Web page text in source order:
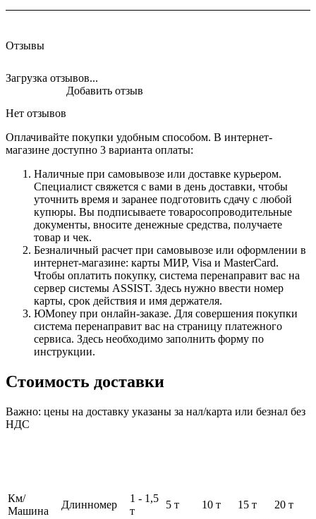
Отзывы
Загрузка отзывов...
Нет отзывов
Добавить отзыв
Оплачивайте покупки удобным способом. В интернет-
магазине доступно 3 варианта оплаты:
Наличные при самовывозе или доставке курьером.
Специалист свяжется с вами в день доставки, чтобы
уточнить время и заранее подготовить сдачу с любой
купюры. Вы подписываете товаросопроводительные
документы, вносите денежные средства, получаете
товар и чек.
Безналичный расчет при самовывозе или оформлении в
интернет-магазине: карты МИР, Visa и MasterCard.
Чтобы оплатить покупку, система перенаправит вас на
сервер системы ASSIST. Здесь нужно ввести номер
карты, срок действия и имя держателя.
ЮMoney при онлайн-заказе. Для совершения покупки
система перенаправит вас на страницу платежного
сервиса. Здесь необходимо заполнить форму по
инструкции.
Стоимость доставки
Важно: цены на доставку указаны за нал/карта или безнал без
НДС
Км/
Машина
Длинномер
1 - 1,5
т
5 т 10 т 15 т 20 т